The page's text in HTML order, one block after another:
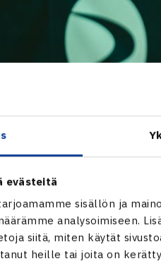
evästeitä
sisällön ja
analysoimiseen.
siitä, miten käytät
heille tai joita on